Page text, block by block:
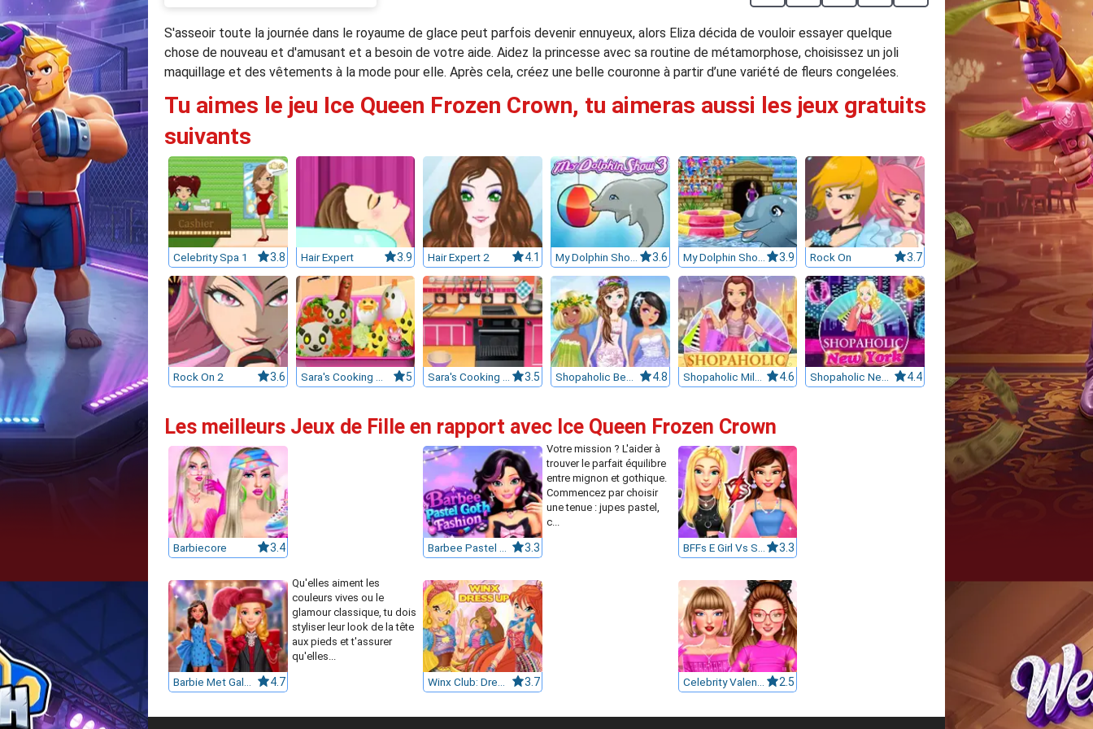
S'asseoir toute la journée dans le royaume de glace peut parfois devenir ennuyeux, alors Eliza décida de vouloir essayer quelque
chose de nouveau et d'amusant et a besoin de votre aide. Aidez la princesse avec sa routine de métamorphose, choisissez un joli
maquillage et des vêtements à la mode pour elle. Après cela, créez une belle couronne à partir d’une variété de fleurs congelées.
Tu aimes le jeu Ice Queen Frozen Crown, tu aimeras aussi les jeux gratuits
suivants
Celebrity Spa 1 3.8 Hair Expert 3.9 Hair Expert 2 4.1 My Dolphin Show 3 3.6 My Dolphin Show 6 3.9 Rock On 3.7
Rock On 2 3.6 Sara's Cooking Class : Bento 5 Sara's Cooking Class : Chocolate Cupcakes 3.5 Shopaholic Beach Models 4.8 Shopaholic Milan 4.6 Shopaholic New York 4.4
Les meilleurs Jeux de Fille en rapport avec Ice Queen Frozen Crown
Barbiecore 3.4 3.3
Votre mission ? L'aider à
trouver le parfait équilibre
entre mignon et gothique.
Commencez par choisir
une tenue : jupes pastel,
c...
3.3
4.7
Qu'elles aiment les
couleurs vives ou le
glamour classique, tu dois
styliser leur look de la tête
aux pieds et t'assurer
qu'elles...
3.7 2.5